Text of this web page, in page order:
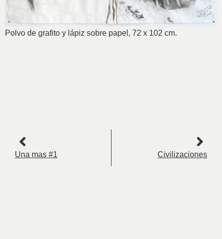
Polvo de grafito y lápiz sobre papel, 72 x 102 cm.
Una mas #1 Civilizaciones